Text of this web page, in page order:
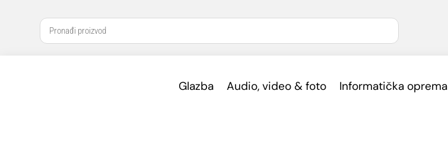
Glazba Audio, video & foto Informatička oprema